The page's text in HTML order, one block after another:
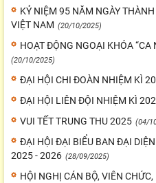
KỶ NIỆM 95 NĂM NGÀY
VIỆT NAM (20/10/2025)
HOẠT ĐỘNG NGOẠI KHÓA “CA
(20/10/2025)
ĐẠI HỘI CHI ĐOÀN NHIỆM KÌ
ĐẠI HỘI LIÊN ĐỘI NHIỆM KÌ
VUI TẾT TRUNG THU 2025 (04/
ĐẠI HỘI ĐẠI BIỂU BAN ĐẠI
2025 - 2026 (28/09/2025)
HỘI NGHỊ CÁN BỘ, VIÊN